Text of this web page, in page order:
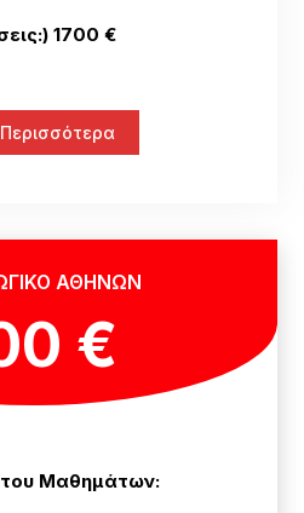
1700 €
Περισσότερα
ΑΘΗΝΩΝ
€
Μαθημάτων: